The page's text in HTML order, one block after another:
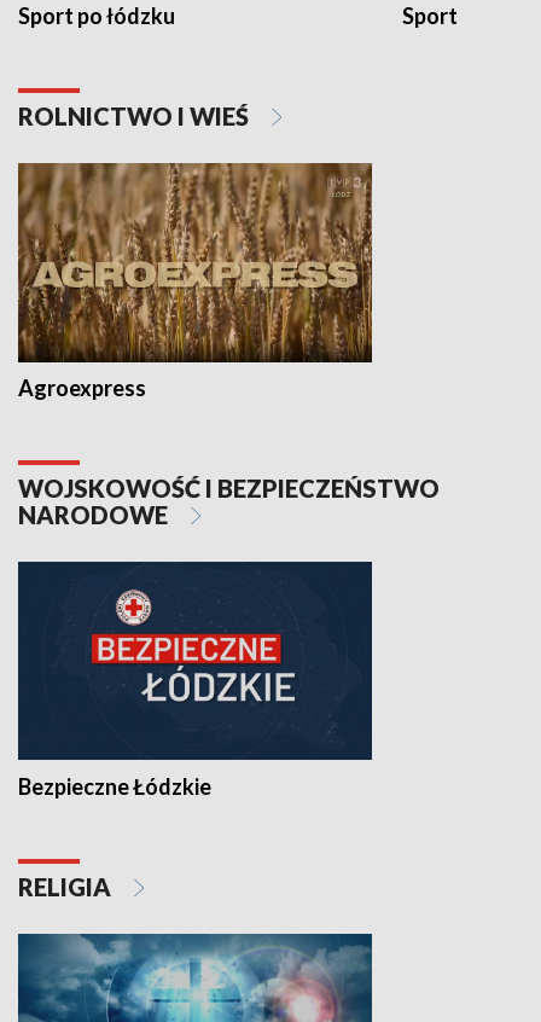
Sport po łódzku Sport
ROLNICTWO I WIEŚ
Agroexpress
WOJSKOWOŚĆ I BEZPIECZEŃSTWO
NARODOWE
Bezpieczne Łódzkie
RELIGIA